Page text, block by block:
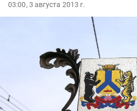
03:00, 3 августа 2013 г.